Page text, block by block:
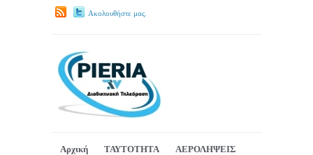
Ακολουθήστε μας.
Αρχική ΤΑΥΤΟΤΗΤΑ
ΑΕΡΟΛΗΨΕΙΣ